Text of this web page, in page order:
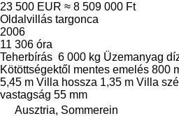
23 500 EUR ≈ 8 509 000 Ft
Oldalvillás targonca
2006
11 306 óra
Teherbírás 6 000 kg Üzemanyag
Kötöttségektől mentes emelés 800
5,45 m Villa hossza 1,35 m Villa
vastagság 55 mm
Ausztria, Sommerein